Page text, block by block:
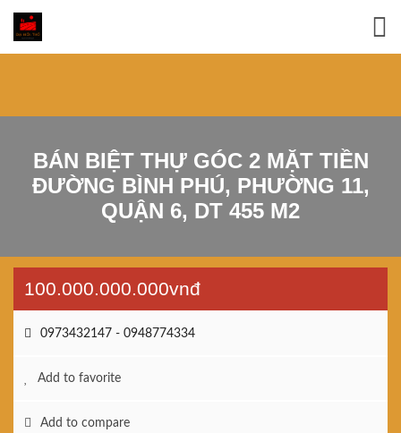
BÁN BIỆT THỰ GÓC 2 MẶT TIỀN
ĐƯỜNG BÌNH PHÚ, PHƯỜNG 11,
QUẬN 6, DT 455 M2
100.000.000.000vnđ
0973432147 - 0948774334
Add to favorite
Add to compare